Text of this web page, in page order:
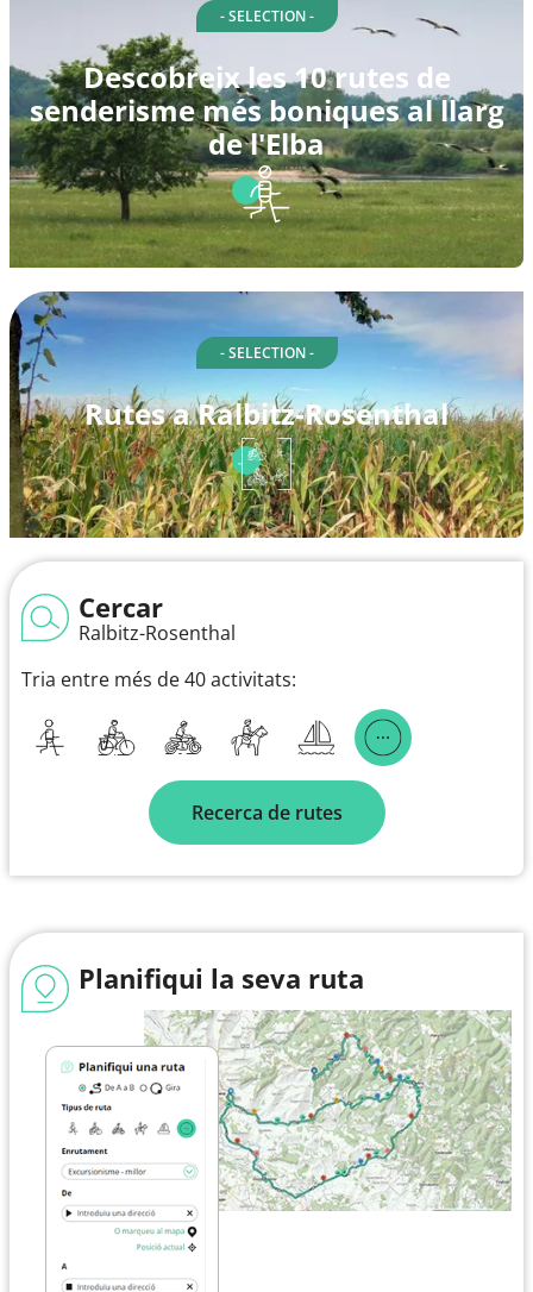
- SELECTION -
Descobreix les 10 rutes de
senderisme més boniques al llarg
de l'Elba
- SELECTION -
Rutes a Ralbitz-Rosenthal
Cercar
Ralbitz-Rosenthal
Tria entre més de 40 activitats:
Recerca de rutes
Planifiqui la seva ruta